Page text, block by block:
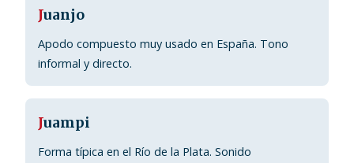
Juanjo
Apodo compuesto muy usado en España. Tono
informal y directo.
Juampi
Forma típica en el Río de la Plata. Sonido